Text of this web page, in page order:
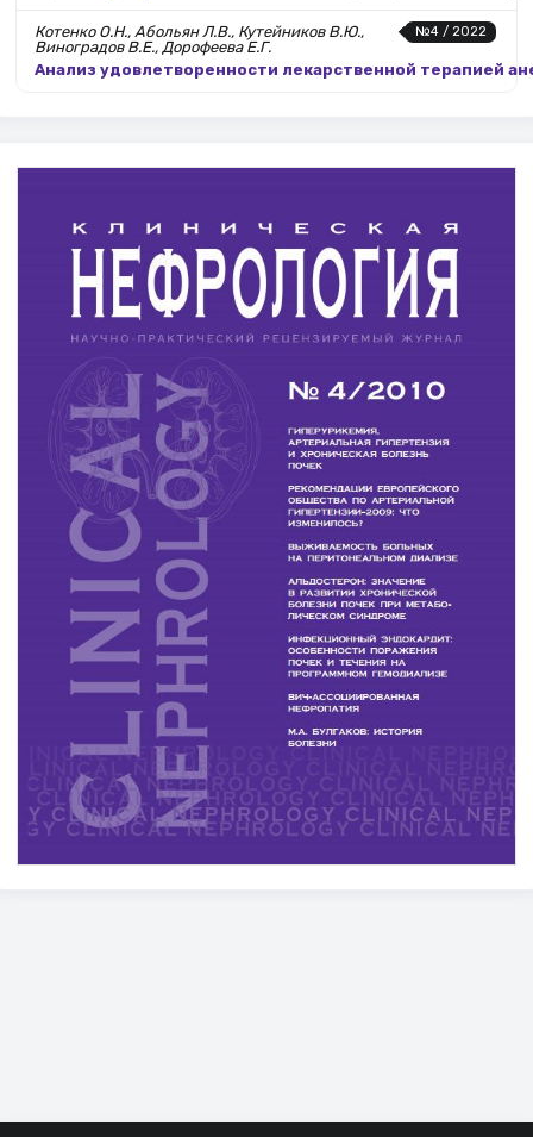
№4 / 2022
Котенко О.Н., Абольян Л.В., Кутейников В.Ю.,
Виноградов В.Е., Дорофеева Е.Г.
Анализ удовлетворенности лекарственной терапией